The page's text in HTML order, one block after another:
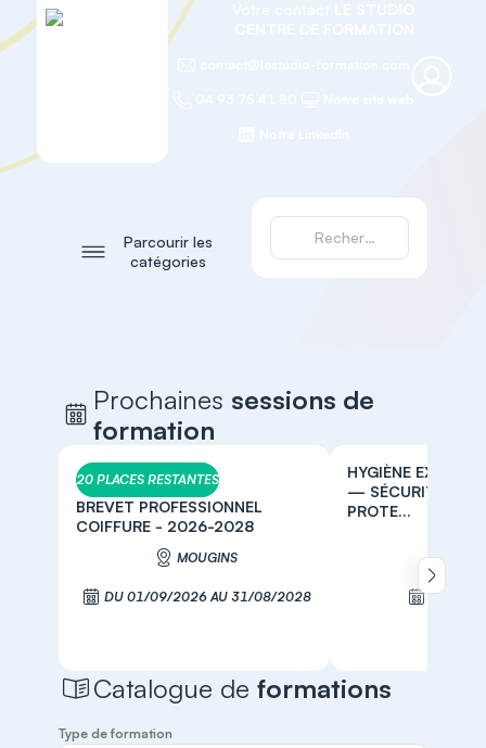
Parcourir les
catégories
Prochaines sessions de
formation
20 PLACES RESTANTES
BREVET PROFESSIONNEL
COIFFURE - 2026-2028
MOUGINS
DU 01/09/2026 AU 31/08/2028
HYGIÈNE
— SÉCURITÉ,
PROTE...
LE 03/
Défiler
Catalogue deformations
Type de formation